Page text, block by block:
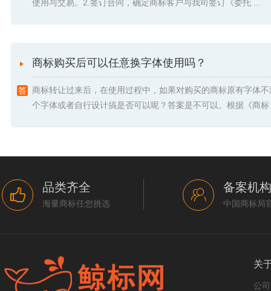
使用与交易。2.签订合同，确定商标客户与我司签订《委托 ...
商标购买后可以任意换字体使用吗？
商标转让过来后，在使用过程中，如果对购买的商标原有字体
个字体或者自行设计搞是否可以呢？答案是不可以。根据《商
品类齐全
海量商标任您挑选
备案机构
中国商标局
关
公